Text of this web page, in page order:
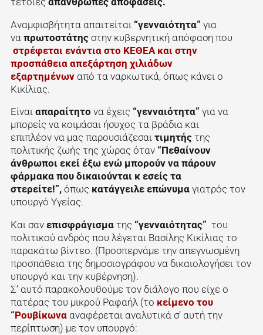
Αναμφισβήτητα απαιτείται “γενναιότητα” για
να πρωτοστάτης στην κυβερνητική απόφαση που
στρέφεται ενάντια στο ΚΕΘΕΑ και στην
προσπάθεια απεξάρτηση χιλιάδων
εξαρτημένωναπό τα ναρκωτικά, όπως κάνει ο
Κικίλιας.
Είναι απαραίτητο να έχεις “γενναιότητα” για να
μπορείς να κοιμάσαι ήσυχος τα βράδια και
επιπλέον να μας παρουσιάζεσαιτιμητήςτης
πολιτικής ζωής της χώρας όταν “Πεθαίνουν
άνθρωποι εκεί έξω ενώ μπορούν να πάρουν
φάρμακα που δικαιούνται κ εσείς τα
στερείτε!”,όπως κατάγγειλε επώνυμαγιατρός τον
υπουργό Υγείας.
Και σαν επισφράγισματης “γενναιότητας” του
πολιτικού ανδρός που λέγεται Βασίλης Κικίλιας το
παρακάτω βίντεο. (Προσπερνάμε την απεγνωσμένη
προσπάθεια της δημοσιογράφου να δικαιολογήσει τον
υπουργό και την κυβέρνηση).
Σ’ αυτό παρακολουθούμε τον διάλογο που είχε ο
πατέρας του μικρού Ραφαήλ (το κείμενο του
“Ρουβίκωνααναφέρεται αναλυτικά σ’ αυτή την
περίπτωση) με τον υπουργό: